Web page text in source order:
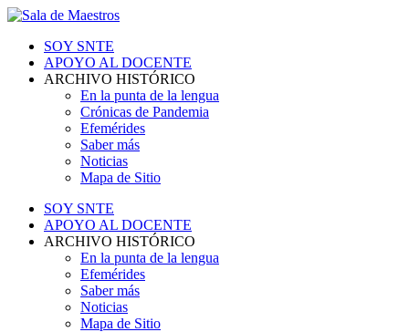
SOY SNTE
APOYO AL DOCENTE
ARCHIVO HISTÓRICO
En la punta de la lengua
Crónicas de Pandemia
Efemérides
Saber más
Noticias
Mapa de Sitio
SOY SNTE
APOYO AL DOCENTE
ARCHIVO HISTÓRICO
En la punta de la lengua
Efemérides
Saber más
Noticias
Mapa de Sitio